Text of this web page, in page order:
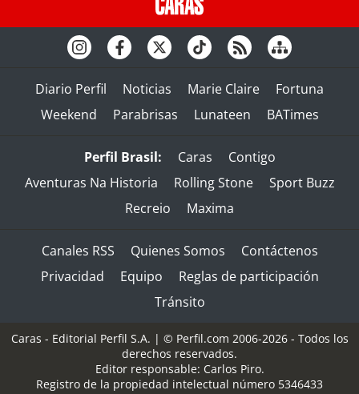
Diario Perfil Noticias Marie Claire
Fortuna
Weekend
Parabrisas Lunateen BATimes
Perfil Brasil: Caras
Contigo
Aventuras Na Historia
Rolling Stone
Sport Buzz
Recreio
Maxima
Canales RSS Quienes Somos
Contáctenos
Privacidad
Equipo
Reglas de participación
Tránsito
Caras - Editorial Perfil S.A. | © Perfil.com 2006-2026 - Todos los
derechos reservados.
Editor responsable: Carlos Piro.
Registro de la propiedad intelectual número 5346433